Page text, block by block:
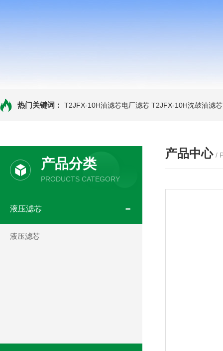
热门关键词： T2JFX-10H油滤芯电厂滤芯 T2JFX-10H沈鼓油滤芯
产品分类
PRODUCTS CATEGORY
液压滤芯
液压滤芯
产品中心 /